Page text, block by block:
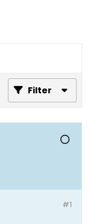
Filter
#1